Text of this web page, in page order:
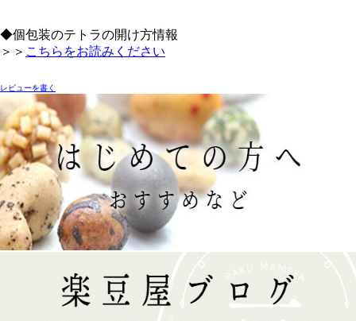
◆個包装のテトラの開け方情報
＞＞ こちらをお読みください
レビューを書く